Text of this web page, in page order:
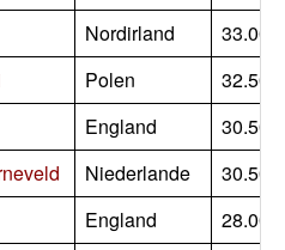
Nordirland
33.000
Polen
32.500
England
30.500
Niederlande
30.500
England
28.000